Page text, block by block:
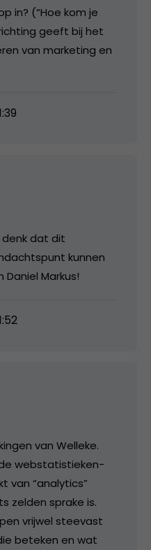
in? (“Hoe kom je
geeft bij het
van marketing en
denk dat dit
kunnen
Markus!
van Welleke.
webstatistieken-
van “analytics”
zelden sprake is.
vrijwel steevast
beteken en wat